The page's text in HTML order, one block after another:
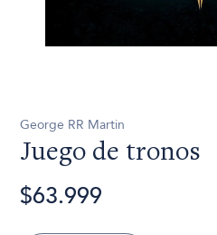
George RR Martin
Juego de tronos
$63.999